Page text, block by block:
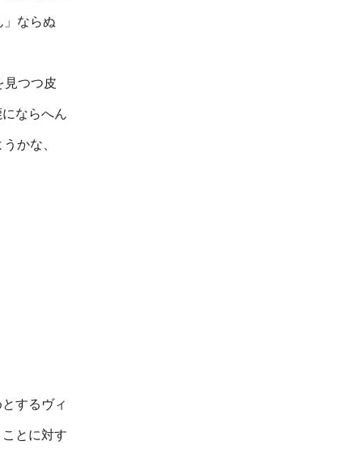
ならぬ
つつ皮
ならへん
かな、
するヴィ
とに対す